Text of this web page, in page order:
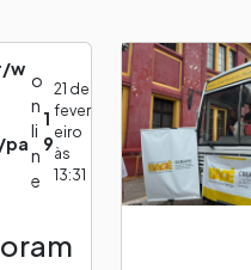
w
pa
o
n
li
n
e
1
9
21 de
fever
eiro
às
13:31